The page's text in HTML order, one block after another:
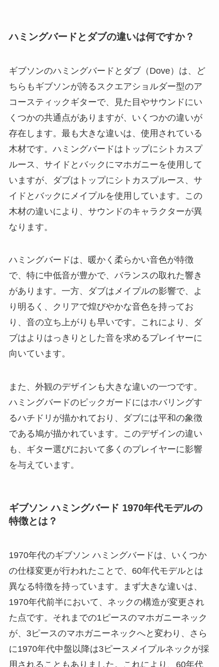
ハミングバードとダブの違いは何ですか？
ギブソンのハミングバードとダブ（Dove）は、ど
ちらもギブソンが誇るスクエアショルダー型のア
コースティックギターで、見た目やサウンドにい
くつかの共通点がありますが、いくつかの違いが
存在します。最も大きな違いは、使用されている
木材です。ハミングバードはトップにシトカスプ
ルース、サイドとバックにマホガニーを使用して
いますが、ダブはトップにシトカスプルース、サ
イドとバックにメイプルを使用しています。この
木材の違いにより、サウンドのキャラクターが異
なります。
ハミングバードは、暖かく柔らかい音色が特徴
で、特に中低音が豊かで、バランスの取れた響き
があります。一方、ダブはメイプルの影響で、よ
り明るく、クリアで煌びやかな音色を持ってお
り、音の立ち上がりも早いです。これにより、ダ
ブはよりはっきりとした音を求めるプレイヤーに
向いています。
また、外観のデザインも大きな違いの一つです。
ハミングバードのピックガードにはホバリングす
るハチドリが描かれており、ダブには平和の象徴
である鳩が描かれています。このデザインの違い
も、ギター選びにおいて多くのプレイヤーに影響
を与えています。
ギブソン ハミングバード 1970年代モデルの
特徴とは？
1970年代のギブソン ハミングバードは、いくつか
の仕様変更が行われたことで、60年代モデルとは
異なる特徴を持っています。まず大きな違いは、
1970年代前半において、ネックの構造が変更され
た点です。それまでの1ピースのマホガニーネック
が、3ピースのマホガニーネックへと変わり、さら
に1970年代中盤以降は3ピースメイプルネックが採
用されることもありました。これにより、60年代